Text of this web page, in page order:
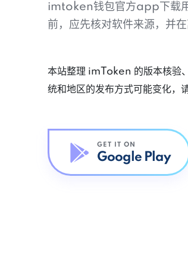
imtoken钱包官方app下载
前，应先核对软件来源，并
本站整理 imToken 的版本核验
统和地区的发布方式可能变化，
GET IT ON
Google Play